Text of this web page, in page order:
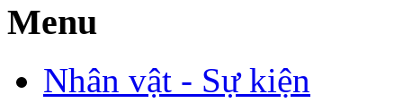
Menu
Nhân vật - Sự kiện